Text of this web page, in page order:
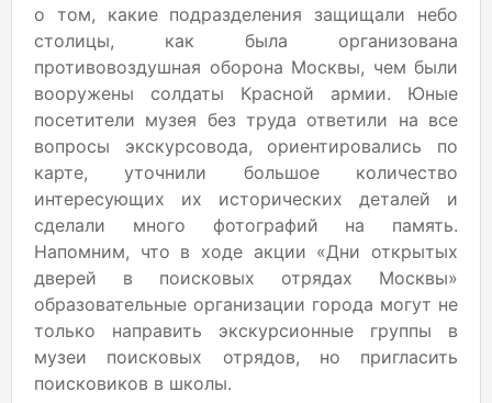
о том, какие подразделения защищали небо
столицы, как была организована
противовоздушная оборона Москвы, чем были
вооружены солдаты Красной армии. Юные
посетители музея без труда ответили на все
вопросы экскурсовода, ориентировались по
карте, уточнили большое количество
интересующих их исторических деталей и
сделали много фотографий на память.
Напомним, что в ходе акции «Дни открытых
дверей в поисковых отрядах Москвы»
образовательные организации города могут не
только направить экскурсионные группы в
музеи поисковых отрядов, но пригласить
поисковиков в школы.